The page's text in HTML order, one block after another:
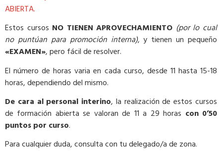
ABIERTA.
Estos cursos NO TIENEN APROVECHAMIENTO (por lo cual
no puntúan para promoción interna), y tienen un pequeño
«EXAMEN», pero fácil de resolver.
El número de horas varia en cada curso, desde 11 hasta 15-18
horas, dependiendo del mismo.
De cara al personal interino, la realización de estos cursos
de formación abierta se valoran de 11 a 29 horas con 0’50
puntos por curso.
Para cualquier duda, consulta con tu delegado/a de zona.